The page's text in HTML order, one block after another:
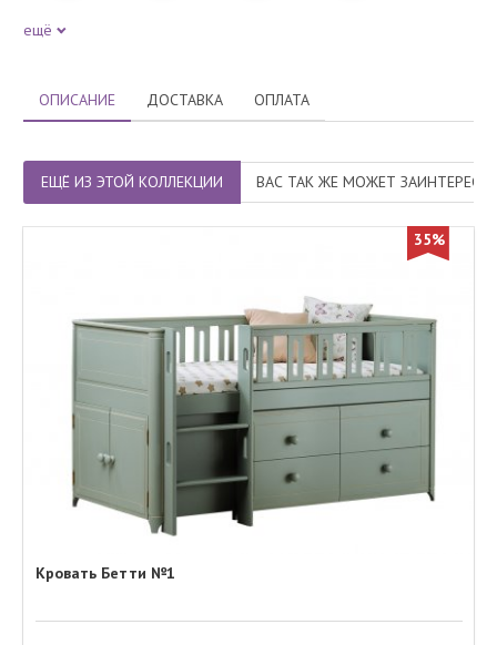
ещё
ОПИСАНИЕ ДОСТАВКА ОПЛАТА
ЕЩЁ ИЗ ЭТОЙ КОЛЛЕКЦИИ ВАС ТАК ЖЕ МОЖЕТ
35%
Кровать Бетти №1